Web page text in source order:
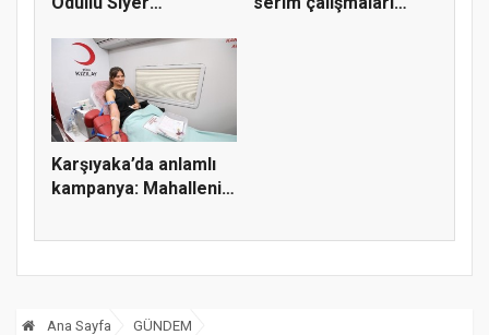
Karşıyaka’da anlamlı
kampanya: Mahallenin
Ana Sayfa GÜNDEM